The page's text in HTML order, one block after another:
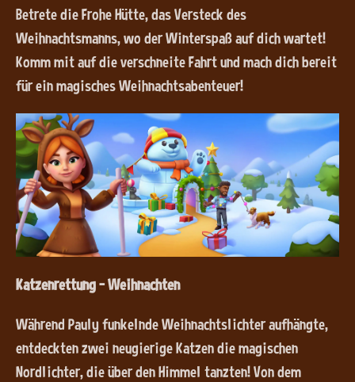
Betrete die Frohe Hütte, das Versteck des
Weihnachtsmanns, wo der Winterspaß auf dich wartet!
Komm mit auf die verschneite Fahrt und mach dich bereit
für ein magisches Weihnachtsabenteuer!
Katzenrettung – Weihnachten
Während Pauly funkelnde Weihnachtslichter aufhängte,
entdeckten zwei neugierige Katzen die magischen
Nordlichter, die über den Himmel tanzten! Von dem